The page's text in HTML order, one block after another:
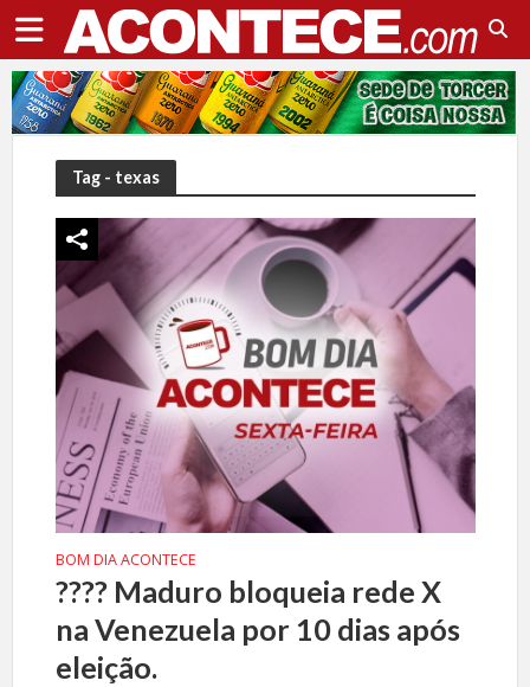
Tag - texas
BOM DIA ACONTECE
????️ Maduro bloqueia rede X
na Venezuela por 10 dias após
eleição.